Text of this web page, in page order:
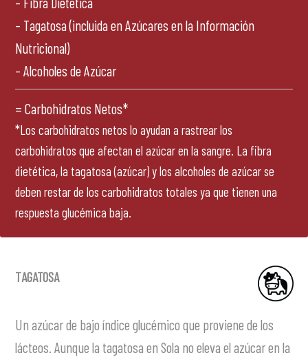
– Tagatosa (incluida en Azúcares en la Información
Nutricional)
– Alcoholes de Azúcar
= Carbohidratos Netos*
Tagatosa